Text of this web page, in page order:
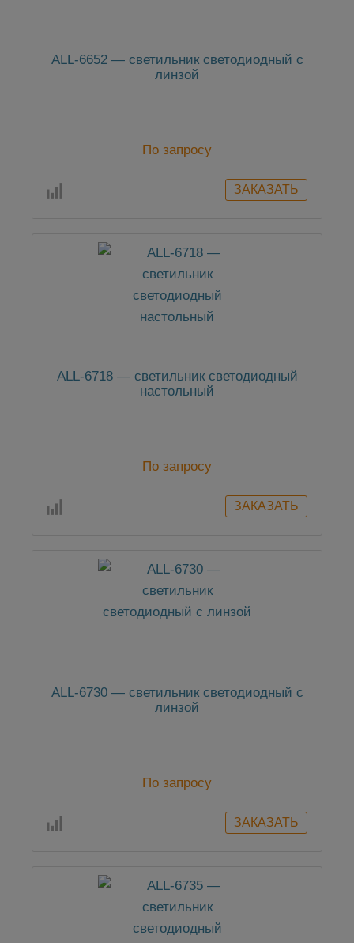
ALL-6652 — светильник светодиодный с
линзой
По запросу
ALL-6718 — светильник светодиодный
настольный
По запросу
ALL-6730 — светильник светодиодный с
линзой
По запросу